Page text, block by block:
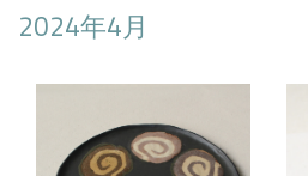
2024年4月